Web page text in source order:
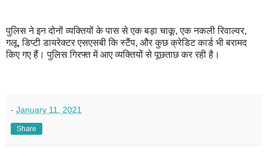
पुलिस ने इन दोनों व्यक्तियों के पास से एक बड़ा चाकू, एक नकली रिवाल्वर,
गलू, डिप्टी डायरेक्टर एसएसबी कि स्टैंप, और कुछ क्रेडिट कार्ड भी बरामद
किए गए हैं। पुलिस गिरफ्त में आए व्यक्तियों से पूछताछ कर रही है।
- January 11, 2021
Share